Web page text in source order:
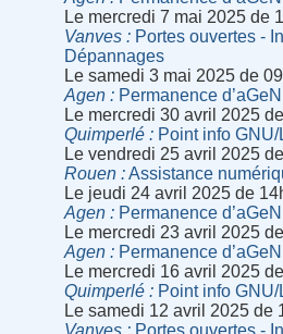
Le mercredi 7 mai 2025 de
Vanves
Portes ouvertes -
Dépannages
Le samedi 3 mai 2025 de
Agen
Permanence
Le mercredi 30 avril 2025
Quimperlé
Point info
Le vendredi 25 avril 2025
Rouen
Assistance
Le jeudi 24 avril 2025 de
Agen
Permanence
Le mercredi 23 avril 2025
Agen
Permanence
Le mercredi 16 avril 2025
Quimperlé
Point info
Le samedi 12 avril 2025 de
Vanves
Portes ouvertes -